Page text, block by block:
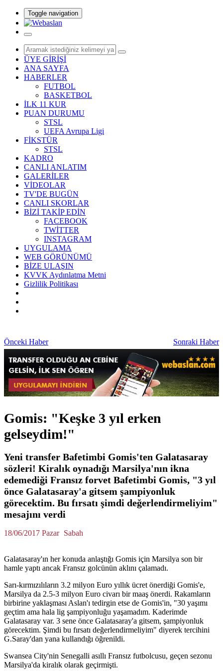
Toggle navigation
ÜYE GİRİŞİ
ANA SAYFA
HABERLER
FUTBOL
BASKETBOL
İLK 11 KUR
PUAN DURUMU
STSL
UEFA Avrupa Ligi
FİKSTÜR
STSL
KADRO
CANLI ANLATIM
GALERİLER
VİDEOLAR
TV'DE BUGÜN
CANLI SKORLAR
BİZİ TAKİP EDİN
FACEBOOK
TWİTTER
INSTAGRAM
UYGULAMA
WEB GÖRÜNÜMÜ
BİZE ULAŞIN
KVVK Aydınlatma Metni
Gizlilik Politikası
Önceki Haber Sonraki Haber
Gomis: "Keşke 3 yıl erken
gelseydim!"
Yeni transfer Bafetimbi Gomis'ten Galatasaray
sözleri! Kiralık oynadığı Marsilya'nın ikna
edemediği Fransız forvet Bafetimbi Gomis, "3 yıl
önce Galatasaray'a gitsem şampiyonluk
görecektim. Bu fırsatı şimdi değerlendirmeliyim"
mesajını verdi
18/06/2017 Pazar Sabah
Galatasaray'ın her konuda anlaştığı Gomis için Marsilya son bir
hamle yaptı ancak Fransız golcünün aklını çalamadı.
Sarı-kırmızılıların 3.2 milyon Euro yıllık ücret önerdiği Gomis'e,
Marsilya da 2.5-3 milyon Euro civarı bir maaş önerdi. Rakamların
birbirine yaklaşması Aslan'ı tedirgin etse de Gomis'in, "30 yaşımı
geçtim ama hala lig şampiyonluğu yaşamadım. Kaderimde
Galatasaray var. 3 sene önce Galatasaray'a gitsem, şampiyonluk
görecektim. Şimdi bu fırsatı değerlendirmeliyim" diyerek tercihini
G.Saray'dan yana kullandığı öğrenildi.
Swansea City'nin Senegalli asıllı Fransız futbolcusu, geçen sezonu
Marsilya'da kiralık olarak geçirmişti.